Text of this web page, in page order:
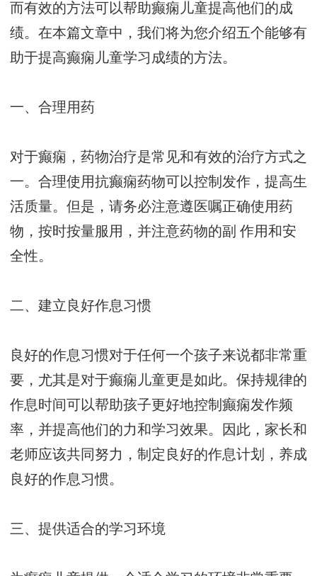
而有效的方法可以帮助癫痫儿童提高他们的成
绩。在本篇文章中，我们将为您介绍五个能够有
助于提高癫痫儿童学习成绩的方法。
一、合理用药
对于癫痫，药物治疗是常见和有效的治疗方式之
一。合理使用抗癫痫药物可以控制发作，提高生
活质量。但是，请务必注意遵医嘱正确使用药
物，按时按量服用，并注意药物的副 作用和安
全性。
二、建立良好作息习惯
良好的作息习惯对于任何一个孩子来说都非常重
要，尤其是对于癫痫儿童更是如此。保持规律的
作息时间可以帮助孩子更好地控制癫痫发作频
率，并提高他们的力和学习效果。因此，家长和
老师应该共同努力，制定良好的作息计划，养成
良好的作息习惯。
三、提供适合的学习环境